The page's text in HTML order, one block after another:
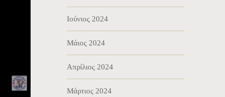
Ιούνιος 2024
Μάιος 2024
Απρίλιος 2024
Μάρτιος 2024